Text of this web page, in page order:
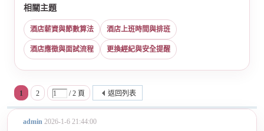
相關主題
酒店薪資與節數算法 酒店上班時間與排班
酒店應徵與面試流程 更換經紀與安全提醒
1 2 / 2 頁 返回列表
admin 2026-1-6 21:44:00